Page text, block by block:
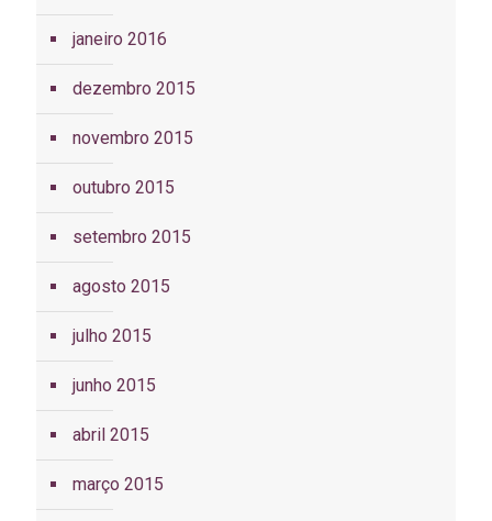
janeiro 2016
dezembro 2015
novembro 2015
outubro 2015
setembro 2015
agosto 2015
julho 2015
junho 2015
abril 2015
março 2015